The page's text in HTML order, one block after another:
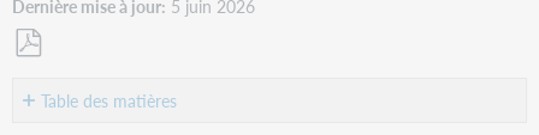
Dernière mise à jour 5 juin 2026
en Table des matières